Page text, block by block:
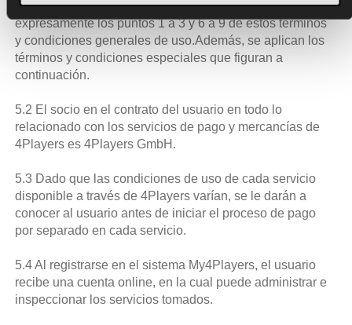
por PayPal. Para el uso de My4Players aplican
expresamente los puntos 1 a 3 y 6 a 9 de estos términos
y condiciones generales de uso.Además, se aplican los
términos y condiciones especiales que figuran a
continuación.
5.2 El socio en el contrato del usuario en todo lo
relacionado con los servicios de pago y mercancías de
4Players es 4Players GmbH.
5.3 Dado que las condiciones de uso de cada servicio
disponible a través de 4Players varían, se le darán a
conocer al usuario antes de iniciar el proceso de pago
por separado en cada servicio.
5.4 Al registrarse en el sistema My4Players, el usuario
recibe una cuenta online, en la cual puede administrar e
inspeccionar los servicios tomados.